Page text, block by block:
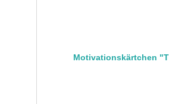
Motivationskärtchen